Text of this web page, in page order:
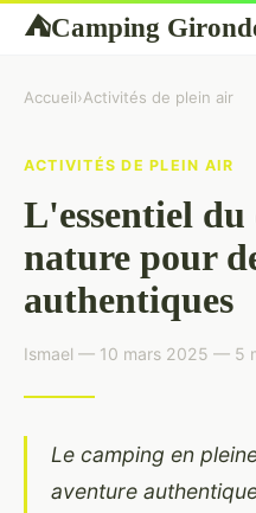
⛺Camping
Accueil›Activités de plein air
ACTIVITÉS DE PLEIN AIR
L'essentiel
nature pour
authentiques
Ismael — 10 mars 2025 — 5
Le camping en
aventure